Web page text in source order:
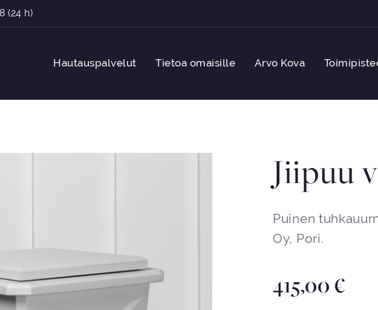
(24 h)
Hautauspalvelut Tietoa omaisille Arvo Kova
Jiipuu
Puinen
Oy, Pori.
415,00€